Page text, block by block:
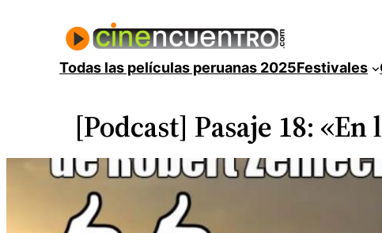
contenidoTodas las películas peruanas 2025Festivales
[Podcast] Pasaje 18: